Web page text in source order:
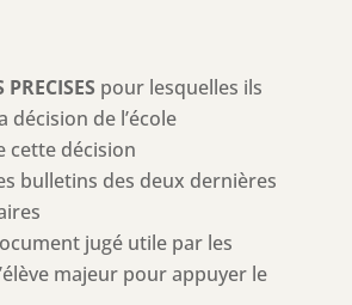
pour lesquelles ils
décision de l’école
cette décision
bulletins des deux dernières
jugé utile par les
majeur pour appuyer le